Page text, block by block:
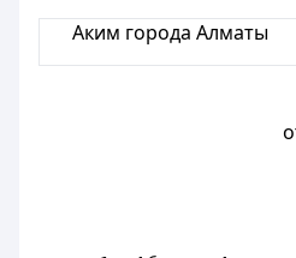
Аким города Алматы